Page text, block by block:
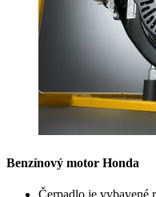
Benzínový motor Honda
Čerpadlo je vybavené